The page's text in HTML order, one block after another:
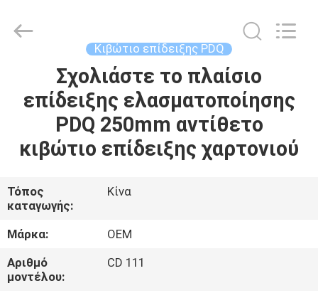
ΠΡΟΪΌΝΤΑ
ΠΕΡΊΠΟΥ
ΕΜΕΊΣ
ΓΎΡΟΣ
ΕΡΓΟΣΤΑΣΊΩΝ
CO.,LTD.
Κιβώτιο επίδειξης PDQ
Σχολιάστε το πλαίσιο
επίδειξης ελασματοποίησης
PDQ 250mm αντίθετο
κιβώτιο επίδειξης χαρτονιού
Τόπος
καταγωγής:
Κίνα
Μάρκα:
OEM
Αριθμό
μοντέλου:
CD 111